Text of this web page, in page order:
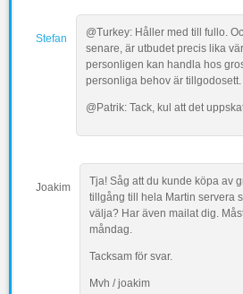
Stefan
@Turkey: Håller med till fullo.
senare, är utbudet precis lika
personligen kan handla hos
personliga behov är tillgodosett.
@Patrik: Tack, kul att det
Joakim
Tja! Såg att du kunde köpa av
tillgång till hela Martin servera
välja? Har även mailat dig.
måndag.
Tacksam för svar.
Mvh / joakim